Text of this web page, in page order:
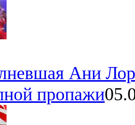
Ани
пропажи